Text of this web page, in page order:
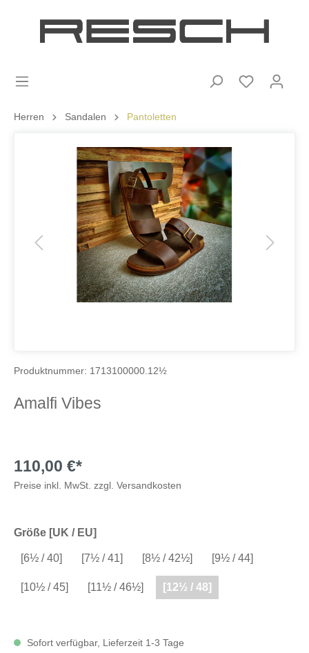
Herren Sandalen Pantoletten
Amalfi Vibes
Produktnummer: 1713100000.12½
110,00 €*
Preise inkl. MwSt. zzgl. Versandkosten
Sofort verfügbar, Lieferzeit 1-3 Tage
Größe [UK / EU]
[6½ / 40] [7½ / 41] [8½ / 42½] [9½ / 44]
[10½ / 45] [11½ / 46½] [12½ / 48]